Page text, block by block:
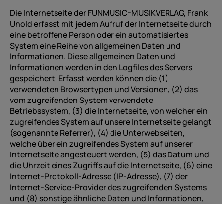
Die Internetseite der FUNMUSIC-MUSIKVERLAG, Frank
Unold erfasst mit jedem Aufruf der Internetseite durch
eine betroffene Person oder ein automatisiertes
System eine Reihe von allgemeinen Daten und
Informationen. Diese allgemeinen Daten und
Informationen werden in den Logfiles des Servers
gespeichert. Erfasst werden können die (1)
verwendeten Browsertypen und Versionen, (2) das
vom zugreifenden System verwendete
Betriebssystem, (3) die Internetseite, von welcher ein
zugreifendes System auf unsere Internetseite gelangt
(sogenannte Referrer), (4) die Unterwebseiten,
welche über ein zugreifendes System auf unserer
Internetseite angesteuert werden, (5) das Datum und
die Uhrzeit eines Zugriffs auf die Internetseite, (6) eine
Internet-Protokoll-Adresse (IP-Adresse), (7) der
Internet-Service-Provider des zugreifenden Systems
und (8) sonstige ähnliche Daten und Informationen,